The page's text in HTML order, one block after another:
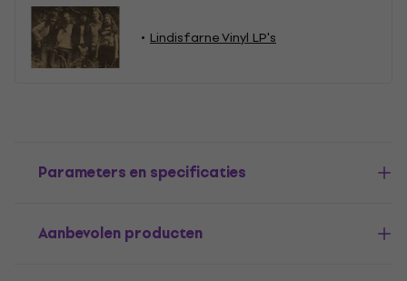
Lindisfarne Vinyl LP's
Parameters en specificaties
Aanbevolen producten